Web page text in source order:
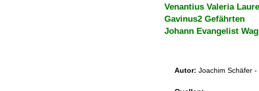
Venantius Valeria
Gavinus2 Gefährten
Johann Evangelist
Autor: Joachim Schäfer -